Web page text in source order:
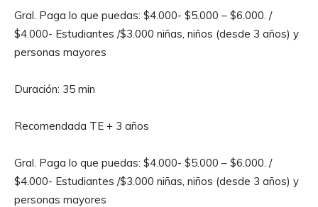
Gral. Paga lo que puedas: $4.000- $5.000 – $6.000. /
$4.000- Estudiantes /$3.000 niñas, niños (desde 3 años) y
personas mayores
Duración: 35 min
Recomendada TE + 3 años
Gral. Paga lo que puedas: $4.000- $5.000 – $6.000. /
$4.000- Estudiantes /$3.000 niñas, niños (desde 3 años) y
personas mayores